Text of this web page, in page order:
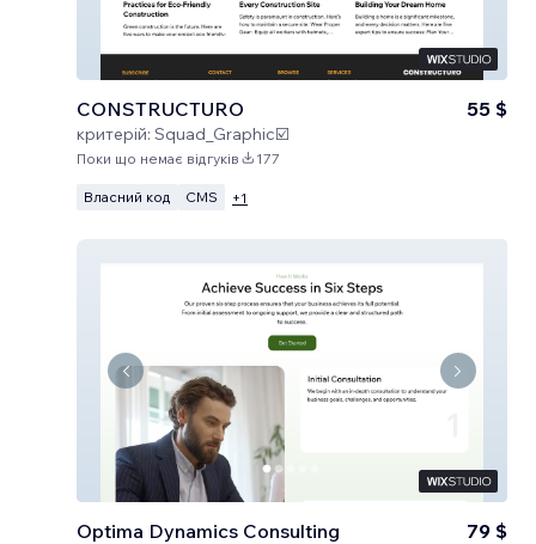
CONSTRUCTURO
критерій: Squad_Graphic☑️
55 $
Поки що немає відгуків 177
Власний код CMS +1
Optima Dynamics Consulting 79 $